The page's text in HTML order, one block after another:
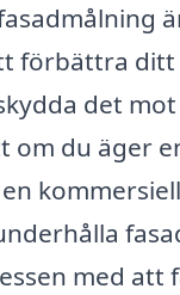
förbättra ditt
det
om du äger
med att